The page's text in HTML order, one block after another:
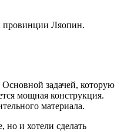
провинции Ляопин.
задачей, которую
мощная конструкция.
материала.
но и хотели сделать